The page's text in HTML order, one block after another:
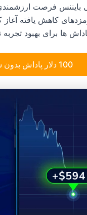
بایننس فرصت
کاهش یافته
ها برای بهبود
100 دلار پاداش بدون سپرده رایگان برای شما درخواست کنید